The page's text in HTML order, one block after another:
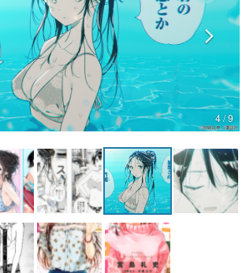
ムが変えた日本語
値」「裏技」「ラスボス」… ゲームにまつわる言葉
や用法の変遷を、コンピューター文化史研究家・タ
ーP氏が徹底調査。
4 / 9